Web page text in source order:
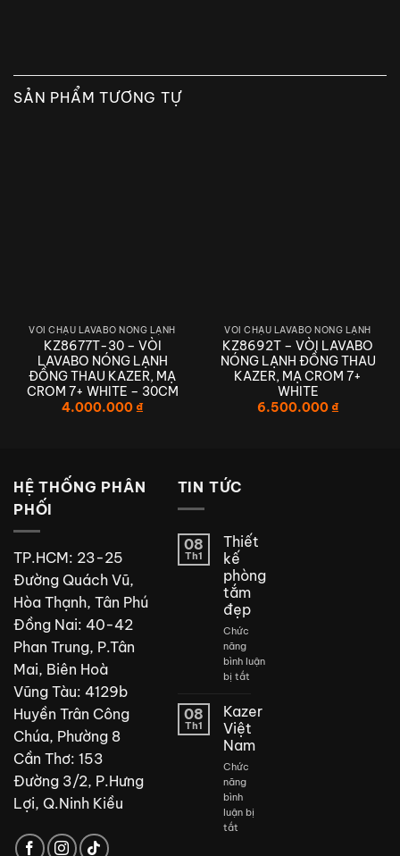
SẢN PHẨM TƯƠNG TỰ
VÒI CHẬU LAVABO NÓNG LẠNH
KZ8677T-30 – VÒI
LAVABO NÓNG LẠNH
ĐỒNG THAU KAZER, MẠ
CROM 7+ WHITE – 30CM
4.000.000₫
VÒI CHẬU LAVABO NÓNG LẠNH
KZ8692T – VÒI LAVABO
NÓNG LẠNH ĐỒNG THAU
KAZER, MẠ CROM 7+
WHITE
6.500.000₫
HỆ THỐNG PHÂN
PHỐI
TP.HCM: 23-25
Đường Quách Vũ,
Hòa Thạnh, Tân Phú
Đồng Nai: 40-42
Phan Trung, P.Tân
Mai, Biên Hoà
Vũng Tàu: 4129b
Huyền Trân Công
Chúa, Phường 8
Cần Thơ: 153
Đường 3/2, P.Hưng
Lợi, Q.Ninh Kiều
TIN TỨC
08
Th1
Thiết
kế
phòng
tắm
đẹp
Chức
năng
bình luận
bị tắtở
kế
phòng
tắm
đẹp
08
Th1
Kazer
Việt
Nam
Chức
năng
bình
luận bị
tắtở